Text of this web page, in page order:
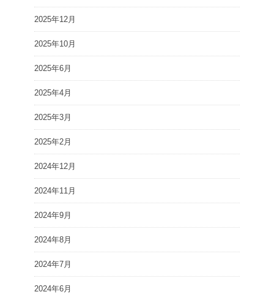
2025年12月
2025年10月
2025年6月
2025年4月
2025年3月
2025年2月
2024年12月
2024年11月
2024年9月
2024年8月
2024年7月
2024年6月